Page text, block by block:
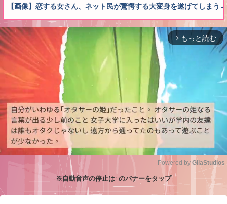
【画像】恋する女さん、ネット民が驚愕する大変身を遂げてしま
arrow_forward_ios もっと読む
Powered by GliaStudios
※自動音声の停止は↑のバナーをタップ